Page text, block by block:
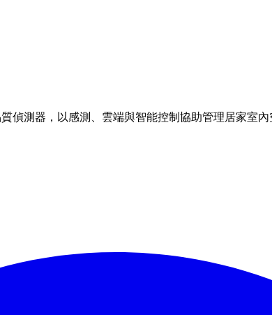
偵測器，以感測、雲端與智能控制協助管理居家室內